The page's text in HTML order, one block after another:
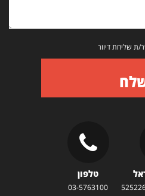
ת שליחת דיוור
טלפון
03-5763100